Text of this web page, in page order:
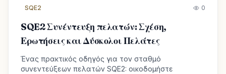
SQE2 0
SQE2 Συνέντευξη πελατών: Σχέση,
Ερωτήσεις και Δύσκολοι Πελάτες
Ένας πρακτικός οδηγός για τον σταθμό
συνεντεύξεων πελατών SQE2: οικοδομήστε